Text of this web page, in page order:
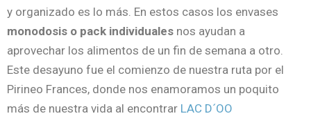
y organizado es lo más. En estos casos los envases
monodosis o pack individuales nos ayudan a
aprovechar los alimentos de un fin de semana a otro.
Este desayuno fue el comienzo de nuestra ruta por el
Pirineo Frances, donde nos enamoramos un poquito
más de nuestra vida al encontrar LAC D´OO